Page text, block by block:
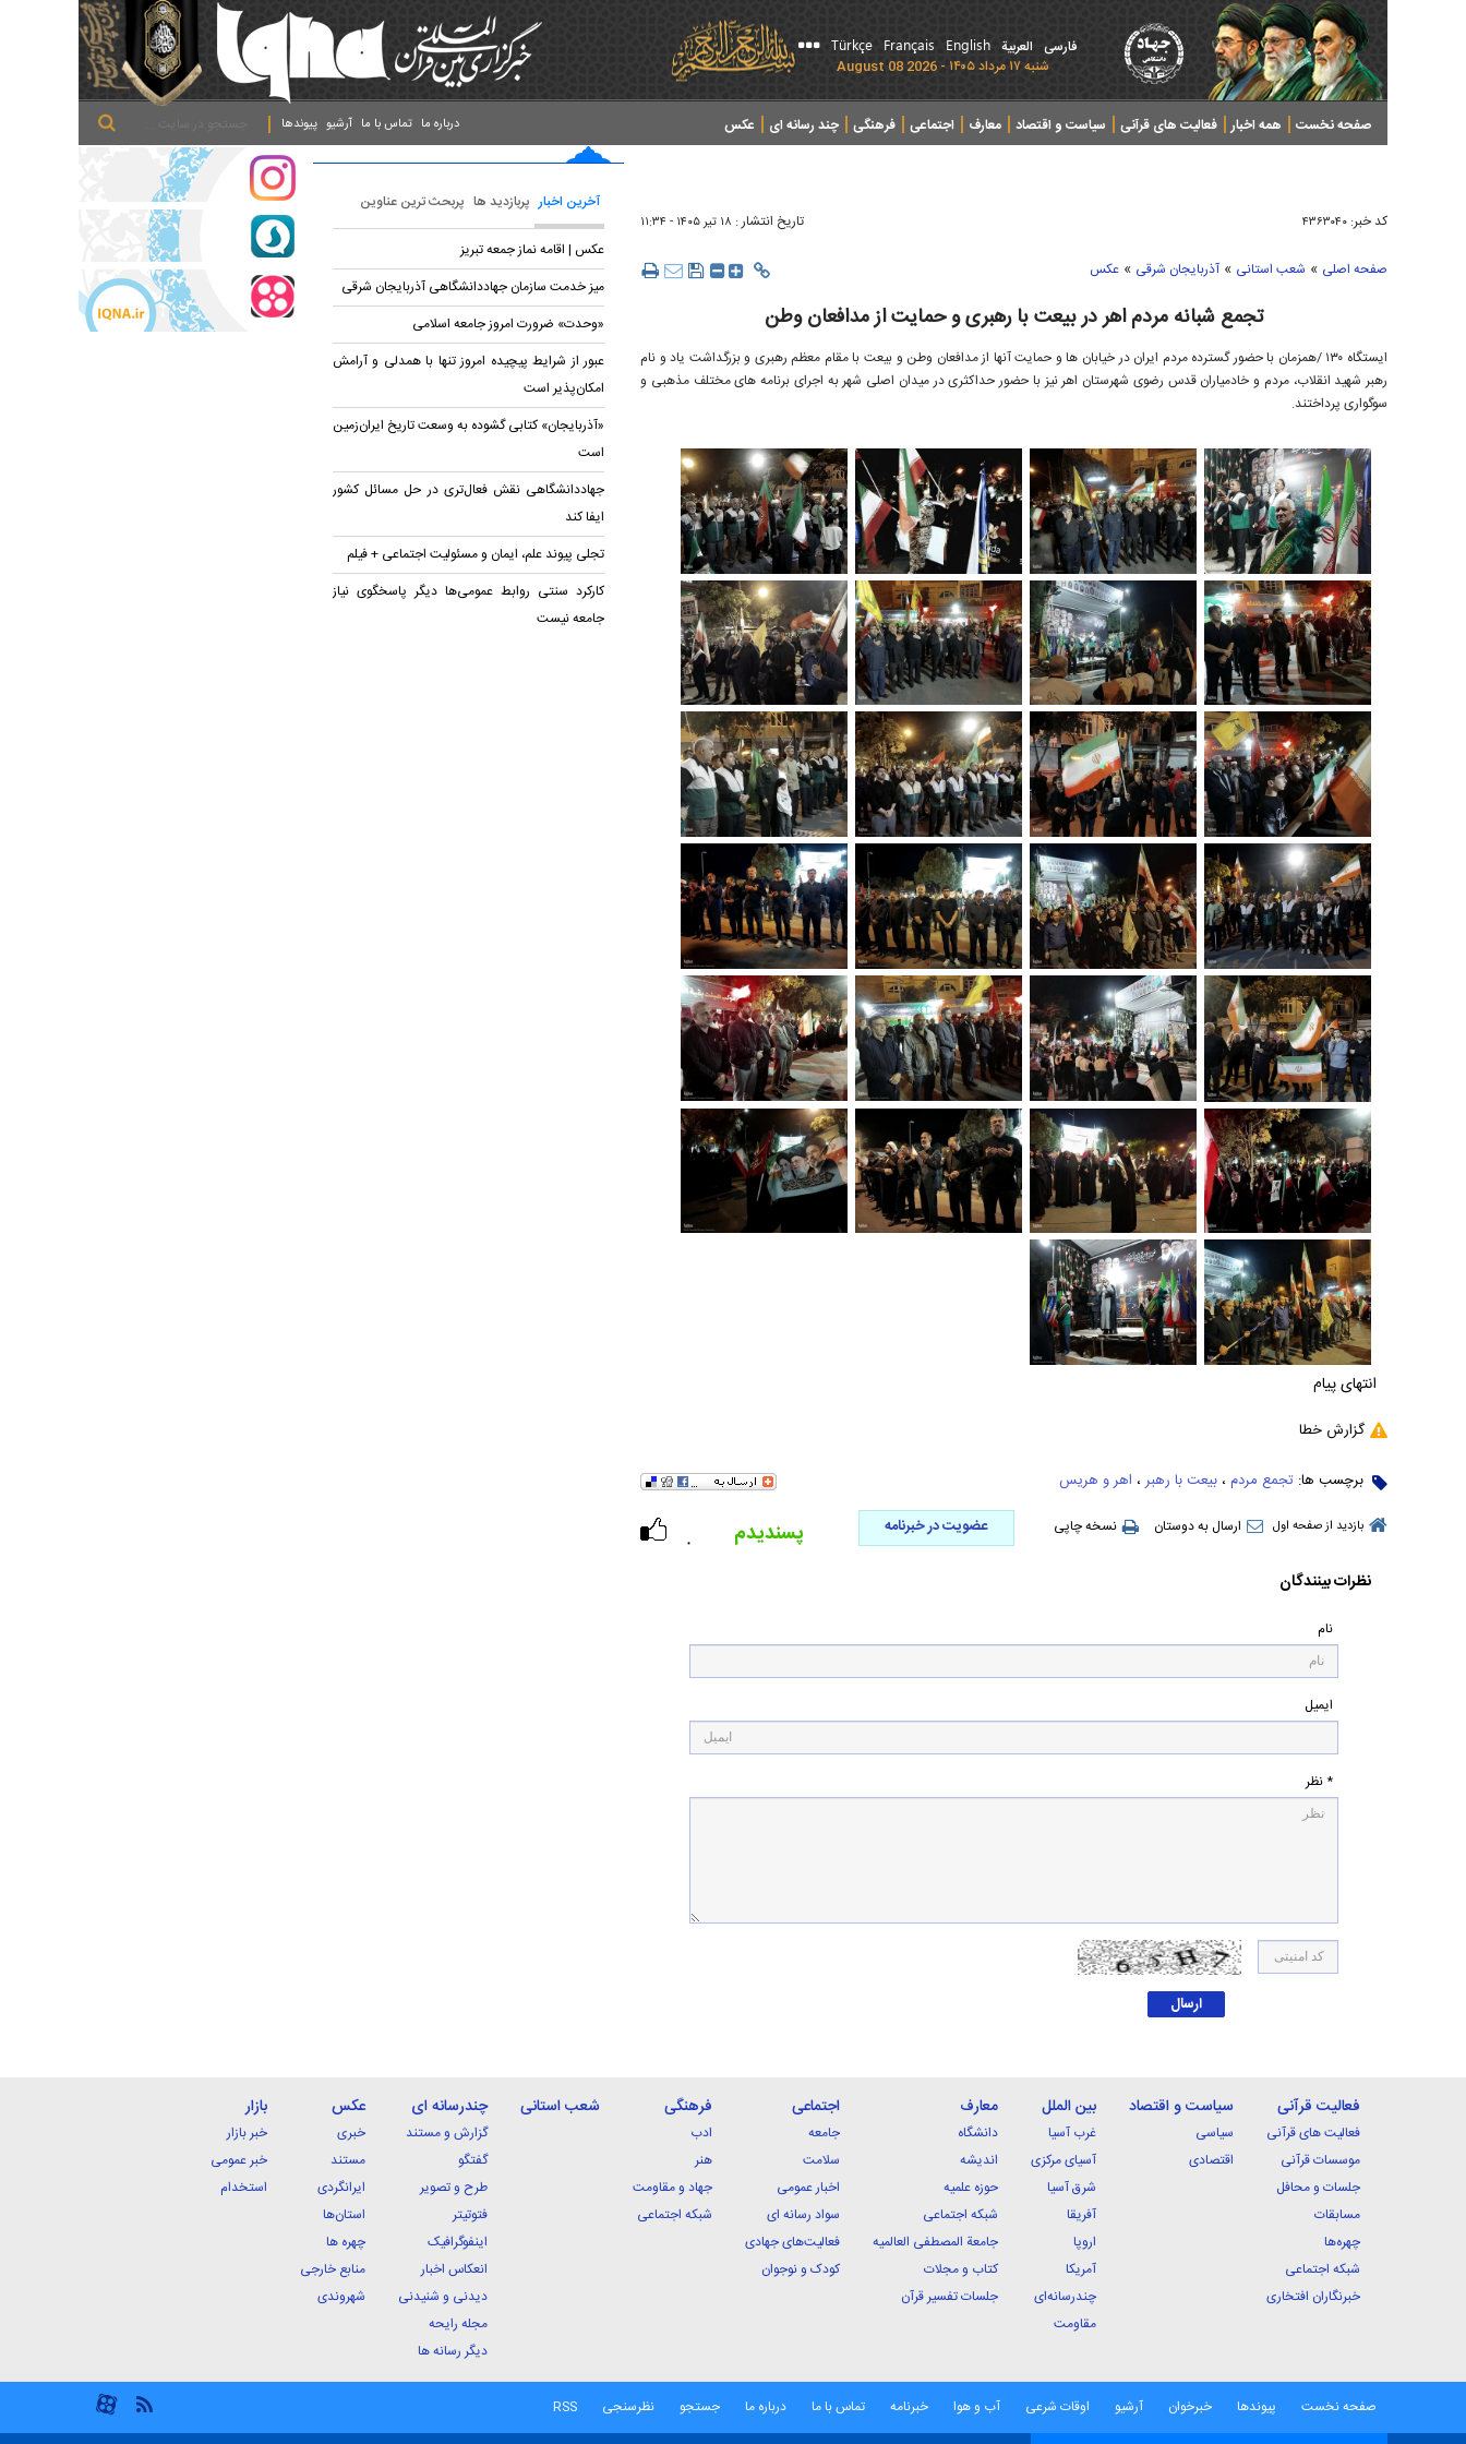
فارسی العربیة English
Français
Türkçe
شنبه ۱۷ مرداد ۱۴۰۵ - 2026 August 08
صفحه نخست همه اخبار فعالیت های قرآنی سیاست و اقتصاد معارف اجتماعی فرهنگی چند رسانه ای عکس پیوندها آرشیو تماس با ما درباره ما
کد خبر: ۴۳۶۳۰۴۰ تاریخ انتشار : ۱۸ تير ۱۴۰۵ - ۱۱:۳۴
صفحه اصلی » شعب استانی » آذربایجان شرقی » عکس
تجمع شبانه مردم اهر در بیعت با رهبری و حمایت از مدافعان وطن
ایستگاه ۱۳۰ /همزمان با حضور گسترده مردم ایران در خیابان ها و حمایت آنها از مدافعان وطن و بیعت با مقام معظم رهبری و بزرگداشت یاد و نام
رهبر شهید انقلاب، مردم و خادمیاران قدس رضوی شهرستان اهر نیز با حضور حداکثری در میدان اصلی شهر به اجرای برنامه های مختلف مذهبی و
سوگواری پرداختند.
انتهای پیام
گزارش خطا
برچسب ها: تجمع مردم ، بیعت با رهبر ، اهر و هریس
بازدید از صفحه اول ارسال به دوستان نسخه چاپی عضویت در خبرنامه
۰ پسندیدم
نظرات بینندگان
نام
ایمیل
* نظر
آخرین اخبار پربازدید ها پربحث ترین عناوین
عکس | اقامه نماز جمعه تبریز
میز خدمت سازمان جهاددانشگاهی آذربایجان شرقی
«وحدت» ضرورت امروز جامعه اسلامی
عبور از شرایط پیچیده امروز تنها با همدلی و آرامش
امکان‌پذیر است
«آذربایجان» کتابی گشوده به وسعت تاریخ ایران‌زمین
است
جهاددانشگاهی نقش فعال‌تری در حل مسائل کشور
ایفا کند
تجلی پیوند علم، ایمان و مسئولیت اجتماعی + فیلم
کارکرد سنتی روابط عمومی‌ها دیگر پاسخگوی نیاز
جامعه نیست
فعالیت قرآنی
فعالیت های قرآنی
موسسات قرآنی
جلسات و محافل
مسابقات
چهره‌ها
شبکه اجتماعی
خبرنگاران افتخاری
سیاست و اقتصاد
سیاسی
اقتصادی
بین الملل
غرب آسیا
آسیای مرکزی
شرق آسیا
آفریقا
اروپا
آمریکا
چندرسانه‌ای
مقاومت
معارف
دانشگاه
اندیشه
حوزه علمیه
شبکه اجتماعی
جامعة المصطفی العالمیه
کتاب و مجلات
جلسات تفسیر قرآن
اجتماعی
جامعه
سلامت
اخبار عمومی
سواد رسانه ای
فعالیت‌های جهادی
کودک و نوجوان
فرهنگی
ادب
هنر
جهاد و مقاومت
شبکه اجتماعی
شعب استانی چندرسانه ای
گزارش و مستند
گفتگو
طرح و تصویر
فتوتیتر
اینفوگرافیک
انعکاس اخبار
دیدنی و شنیدنی
مجله رایحه
دیگر رسانه ها
عکس
خبری
مستند
ایرانگردی
استان‌ها
چهره ها
منابع خارجی
شهروندی
بازار
خبر بازار
خبر عمومی
استخدام
صفحه نخست پیوندها خبرخوان آرشیو اوقات شرعی آب و هوا خبرنامه تماس با ما درباره ما جستجو نظرسنجی RSS